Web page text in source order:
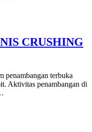
CRUSHING
penambangan terbuka
Aktivitas penambangan di